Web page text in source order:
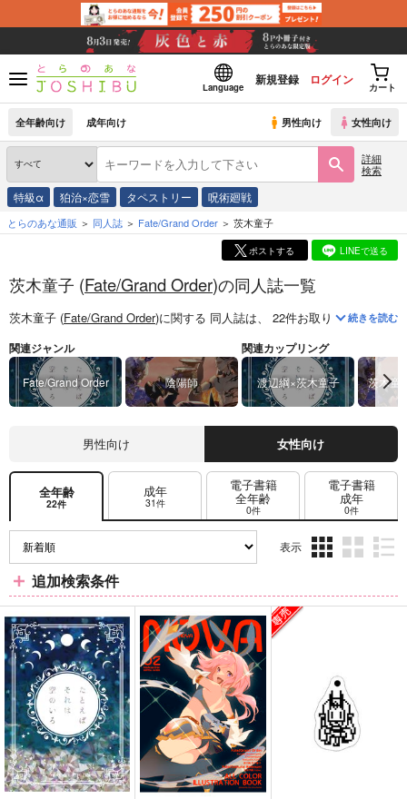
Language
新規登録 ログイン
カート
全年齢向け 成年向け 男性向け 女性向け
詳細
検索
特級α 狛治×恋雪 タペストリー 呪術廻戦
とらのあな通販 同人誌 Fate/Grand Order 茨木童子
ポストする LINEで送る
茨木童子 (Fate/Grand Order)の同人誌一覧
茨木童子 (Fate/Grand Order)に関する 同人誌は、 22件お取り扱いがござ
続きを読む
関連ジャンル
Fate/Grand Order 陰陽師
関連カップリング
渡辺綱×茨木童子 茨木童
男性向け 女性向け
全年齢
22件
成年
31件
電子書籍
全年齢
0件
電子書籍
成年
0件
表示
ム
表
ム
表
ム
表
追加検索条件